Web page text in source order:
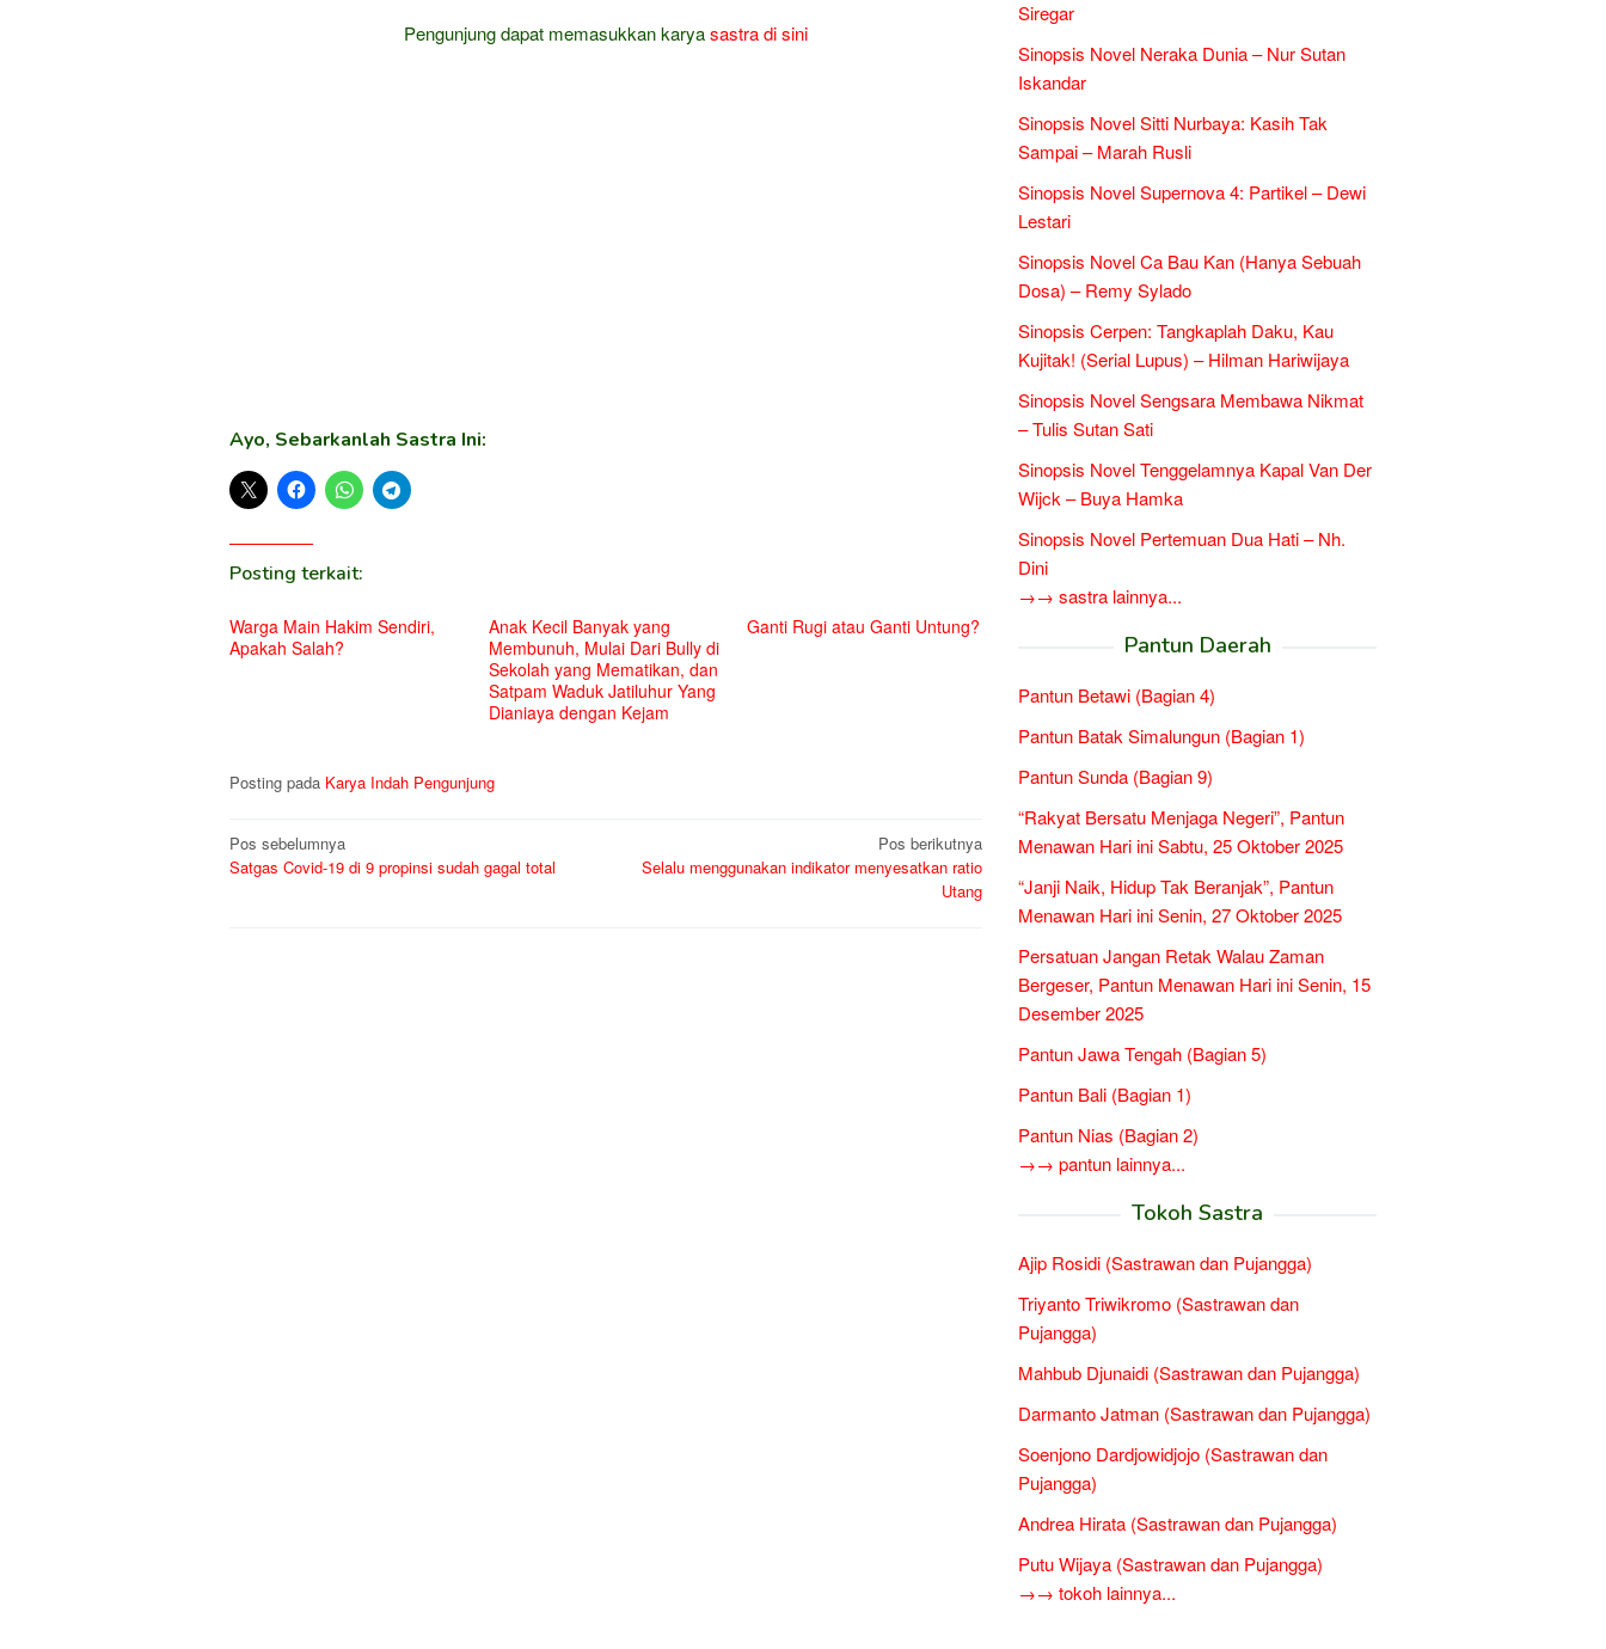
Pengunjung dapat memasukkan karyasastradi sini
Ayo, Sebarkanlah Sastra Ini:
Posting terkait:
Warga Main Hakim Sendiri,
Apakah Salah?
Anak Kecil Banyak yang
Membunuh, Mulai Dari Bully di
Sekolah yang Mematikan, dan
Satpam Waduk Jatiluhur Yang
Dianiaya dengan Kejam
Ganti Rugi atau Ganti Untung?
Posting pada Karya Indah Pengunjung
Navigasi
pos
Pos sebelumnya
Satgas Covid-19 di 9 propinsi sudah gagal total
Pos berikutnya
Selalu menggunakan indikator menyesatkan ratio
Utang
Siregar
Sinopsis Novel Neraka Dunia – Nur Sutan
Iskandar
Sinopsis Novel Sitti Nurbaya: Kasih Tak
Sampai – Marah Rusli
Sinopsis Novel Supernova 4: Partikel – Dewi
Lestari
Sinopsis Novel Ca Bau Kan (Hanya Sebuah
Dosa) – Remy Sylado
Sinopsis Cerpen: Tangkaplah Daku, Kau
Kujitak! (Serial Lupus) – Hilman Hariwijaya
Sinopsis Novel Sengsara Membawa Nikmat
– Tulis Sutan Sati
Sinopsis Novel Tenggelamnya Kapal Van Der
Wijck – Buya Hamka
Sinopsis Novel Pertemuan Dua Hati – Nh.
Dini
→→ sastra lainnya...
Pantun Daerah
Pantun Betawi (Bagian 4)
Pantun Batak Simalungun (Bagian 1)
Pantun Sunda (Bagian 9)
“Rakyat Bersatu Menjaga Negeri”, Pantun
Menawan Hari ini Sabtu, 25 Oktober 2025
“Janji Naik, Hidup Tak Beranjak”, Pantun
Menawan Hari ini Senin, 27 Oktober 2025
Persatuan Jangan Retak Walau Zaman
Bergeser, Pantun Menawan Hari ini Senin, 15
Desember 2025
Pantun Jawa Tengah (Bagian 5)
Pantun Bali (Bagian 1)
Pantun Nias (Bagian 2)
→→ pantun lainnya...
Tokoh Sastra
Ajip Rosidi (Sastrawan dan Pujangga)
Triyanto Triwikromo (Sastrawan dan
Pujangga)
Mahbub Djunaidi (Sastrawan dan Pujangga)
Darmanto Jatman (Sastrawan dan Pujangga)
Soenjono Dardjowidjojo (Sastrawan dan
Pujangga)
Andrea Hirata (Sastrawan dan Pujangga)
Putu Wijaya (Sastrawan dan Pujangga)
→→ tokoh lainnya...